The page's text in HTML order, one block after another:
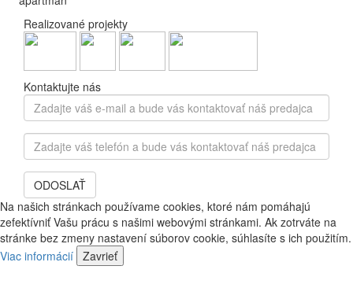
Realizované projekty
Kontaktujte nás
Zadajte
váš
e-
mail
a
bude
vás
kontaktovať
náš
predajca
Zadajte
váš
telefón
bude
vás
kontaktovať
náš
predajca
ODOSLAŤ
Na našich stránkach používame cookies, ktoré nám pomáhajú
zefektívniť Vašu prácu s našimi webovými stránkami. Ak zotrváte na
stránke bez zmeny nastavení súborov cookie, súhlasíte s ich použitím.
Viac informácií Zavrieť